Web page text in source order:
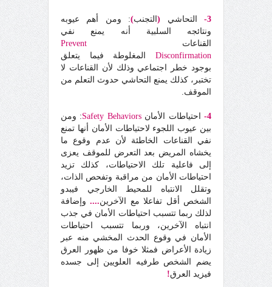
3- التحاشي (التجنب): ومن أهم عيوبه
ونتائجه السلبية أنه يمنع نفي
القناعات Prevent
Disconfirmation المغلوطة فيما يتعلق
بوجود خطر اجتماعي وذلك لأن القناعات لا
تختبر، كذلك يمنع التحاشي حدوث التعلم من
الموقف.
4- احتياطات الأمانSafety Behaviors: ومن
بين عيوب اللجوء لاحتياطات الأمان أنها تمنع
نفي القناعات الخاطئة لأن عدم وقوع ما
يخشاه المريض بعد التعرض للموقف يعزى
إلى فاعلية تلك الاحتياطات، كذلك تزيد
احتياطات الأمان من مراقبة وتفحص الذات،
وتقلل الانتباه للمحيط الخارجي فيبدو
الشخص أقل تفاعلا مع الآخرين....وإضافة
لذلك ربما تتسبب احتياطات الأمان في جذب
انتباه الآخرين، وربما تتسبب احتياطات
الأمان في وقوع الحدث المخشي منه عبر
زيادة الأعراض فمثلا خوفا من ظهور العرق
يضم الشخص طرفيه العلويين إلى جسده
فيزيد العرق!